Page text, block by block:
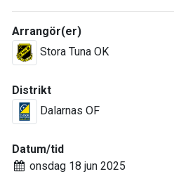
Arrangör(er)
Stora Tuna OK
Distrikt
Dalarnas OF
Datum/tid
onsdag 18 jun 2025